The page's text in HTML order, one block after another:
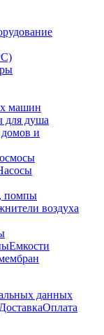
машин
для душа
и
помпы
воздуха
Емкости
данных
ДоставкаОплата